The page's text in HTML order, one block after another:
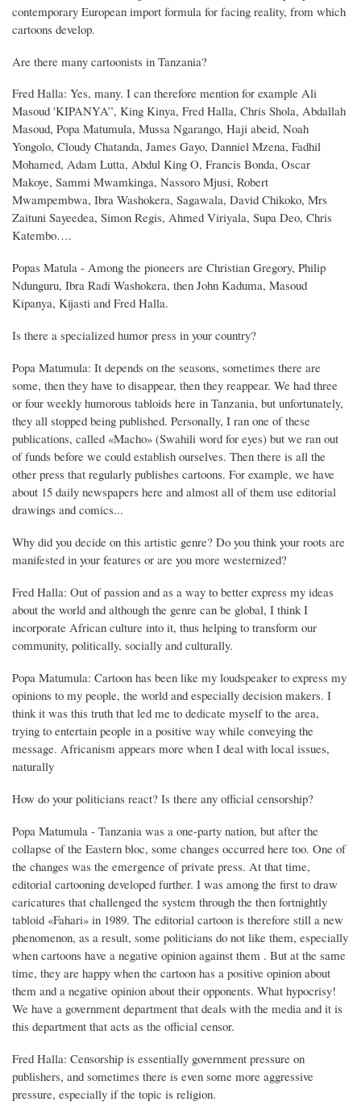
contemporary European import formula for facing reality, from which
cartoons develop.
Are there many cartoonists in Tanzania?
Fred Halla: Yes, many. I can therefore mention for example Ali
Masoud 'KIPANYA”, King Kinya, Fred Halla, Chris Shola, Abdallah
Masoud, Popa Matumula, Mussa Ngarango, Haji abeid, Noah
Yongolo, Cloudy Chatanda, James Gayo, Danniel Mzena, Fadhil
Mohamed, Adam Lutta, Abdul King O, Francis Bonda, Oscar
Makoye, Sammi Mwamkinga, Nassoro Mjusi, Robert
Mwampembwa, Ibra Washokera, Sagawala, David Chikoko, Mrs
Zaituni Sayeedea, Simon Regis, Ahmed Viriyala, Supa Deo, Chris
Katembo….
Popas Matula - Among the pioneers are Christian Gregory, Philip
Ndunguru, Ibra Radi Washokera, then John Kaduma, Masoud
Kipanya, Kijasti and Fred Halla.
Is there a specialized humor press in your country?
Popa Matumula: It depends on the seasons, sometimes there are
some, then they have to disappear, then they reappear. We had three
or four weekly humorous tabloids here in Tanzania, but unfortunately,
they all stopped being published. Personally, I ran one of these
publications, called «Macho» (Swahili word for eyes) but we ran out
of funds before we could establish ourselves. Then there is all the
other press that regularly publishes cartoons. For example, we have
about 15 daily newspapers here and almost all of them use editorial
drawings and comics...
Why did you decide on this artistic genre? Do you think your roots are
manifested in your features or are you more westernized?
Fred Halla: Out of passion and as a way to better express my ideas
about the world and although the genre can be global, I think I
incorporate African culture into it, thus helping to transform our
community, politically, socially and culturally.
Popa Matumula: Cartoon has been like my loudspeaker to express my
opinions to my people, the world and especially decision makers. I
think it was this truth that led me to dedicate myself to the area,
trying to entertain people in a positive way while conveying the
message. Africanism appears more when I deal with local issues,
naturally
How do your politicians react? Is there any official censorship?
Popa Matumula - Tanzania was a one-party nation, but after the
collapse of the Eastern bloc, some changes occurred here too. One of
the changes was the emergence of private press. At that time,
editorial cartooning developed further. I was among the first to draw
caricatures that challenged the system through the then fortnightly
tabloid «Fahari» in 1989. The editorial cartoon is therefore still a new
phenomenon, as a result, some politicians do not like them, especially
when cartoons have a negative opinion against them . But at the same
time, they are happy when the cartoon has a positive opinion about
them and a negative opinion about their opponents. What hypocrisy!
We have a government department that deals with the media and it is
this department that acts as the official censor.
Fred Halla: Censorship is essentially government pressure on
publishers, and sometimes there is even some more aggressive
pressure, especially if the topic is religion.